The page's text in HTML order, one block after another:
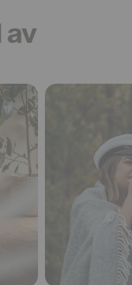
av